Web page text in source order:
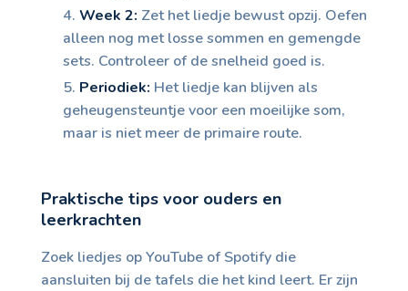
Week 2: Zet het liedje bewust opzij. Oefen
alleen nog met losse sommen en gemengde
sets. Controleer of de snelheid goed is.
Periodiek: Het liedje kan blijven als
geheugensteuntje voor een moeilijke som,
maar is niet meer de primaire route.
Praktische tips voor ouders en
leerkrachten
Zoek liedjes op YouTube of Spotify die
aansluiten bij de tafels die het kind leert. Er zijn